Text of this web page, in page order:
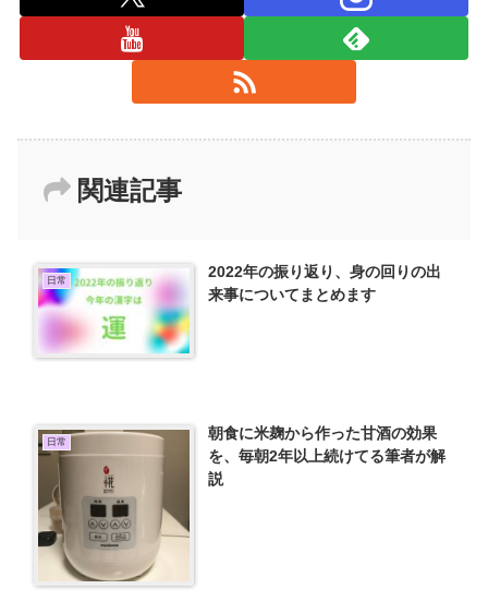
関連記事
日常
2022年の振り返り、身の回りの出
来事についてまとめます
日常
朝食に米麹から作った甘酒の効果
を、毎朝2年以上続けてる筆者が解
説